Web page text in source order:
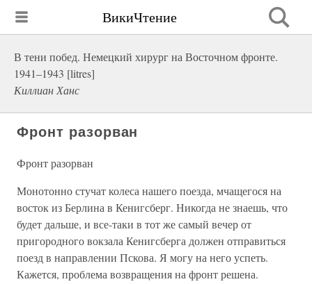
ВикиЧтение
В тени побед. Немецкий хирург на Восточном фронте.
1941–1943 [litres]
Киллиан Ханс
Фронт разорван
Фронт разорван
Монотонно стучат колеса нашего поезда, мчащегося на
восток из Берлина в Кенигсберг. Никогда не знаешь, что
будет дальше, и все-таки в тот же самый вечер от
пригородного вокзала Кенигсберга должен отправиться
поезд в направлении Пскова. Я могу на него успеть.
Кажется, проблема возвращения на фронт решена.